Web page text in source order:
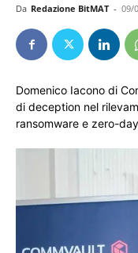
Da Redazione BitMAT - 09/
Domenico Iacono di
di deception nel
ransomware e zero-